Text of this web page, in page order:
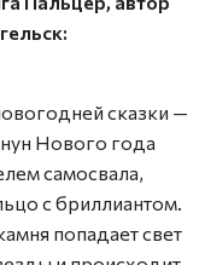
сказки —
Нового года
самосвала,
с бриллиантом.
попадает свет